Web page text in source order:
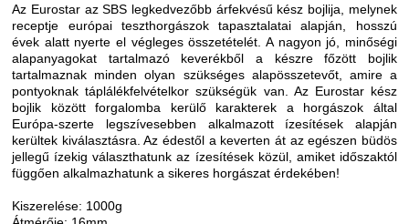
Az Eurostar az SBS legkedvezőbb árfekvésű kész bojlija, melynek
receptje európai teszthorgászok tapasztalatai alapján, hosszú
évek alatt nyerte el végleges összetételét. A nagyon jó, minőségi
alapanyagokat tartalmazó keverékből a készre főzött bojlik
tartalmaznak minden olyan szükséges alapösszetevőt, amire a
pontyoknak táplálékfelvételkor szükségük van. Az Eurostar kész
bojlik között forgalomba kerülő karakterek a horgászok által
Európa-szerte legszívesebben alkalmazott ízesítések alapján
kerültek kiválasztásra. Az édestől a keverten át az egészen büdös
jellegű ízekig választhatunk az ízesítések közül, amiket időszaktól
függően alkalmazhatunk a sikeres horgászat érdekében!
Kiszerelése: 1000g